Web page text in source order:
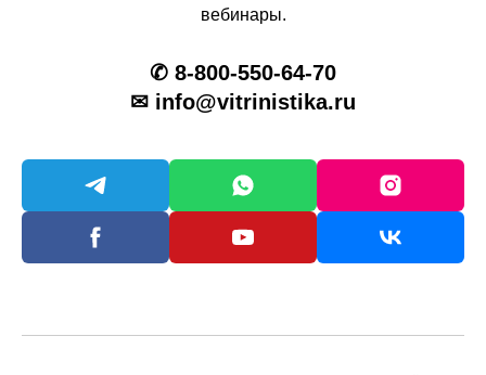
вебинары.
✆ 8-800-550-64-70
✉ info@vitrinistika.ru